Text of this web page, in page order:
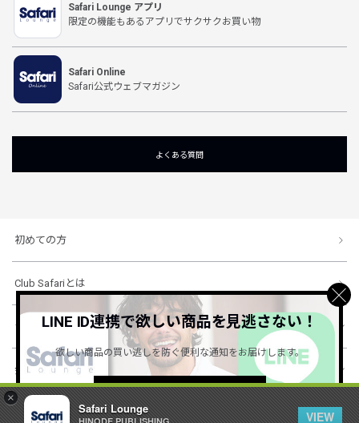
×
Safari Lounge
VIEW
Safari Lounge アプリ
限定の機能もあるアプリでサクサクお買い物
Safari Online
Safari公式ウェブマガジン
よくある質問
初めての方
Club Safariとは
ショッピングガイド
会社概要・規約
LINE ID連携で欲しい商品を見逃さない！
欲しい商品の買い逃しを防ぐ便利な通知をお届けします。
詳しくはこちら ＞